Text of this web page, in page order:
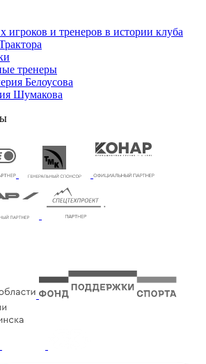
игроков и тренеров в истории клуба
тренеры
Белоусова
Шумакова